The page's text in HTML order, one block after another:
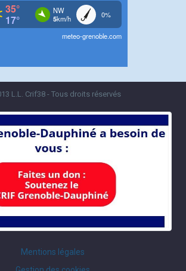
L.L. Crif38 - Tous droits réservés
Mentions légales